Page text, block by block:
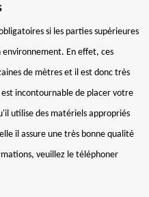
si les parties supérieures
En effet, ces
de mètres et il est donc très
incontournable de placer votre
utilise des matériels appropriés
il assure une très bonne qualité
veuillez le téléphoner